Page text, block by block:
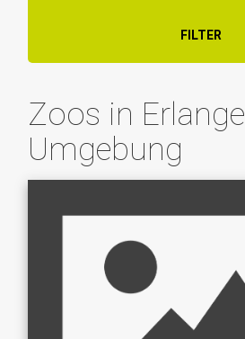
FILTER
Zoos in
Umgebung